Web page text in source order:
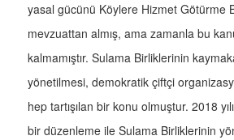
yasal gücünü Köylere Hizmet Götürme
mevzuattan almış, ama zamanla bu
kalmamıştır. Sulama Birliklerinin
yönetilmesi, demokratik çiftçi
hep tartışılan bir konu olmuştur. 2018
bir düzenleme ile Sulama Birliklerinin